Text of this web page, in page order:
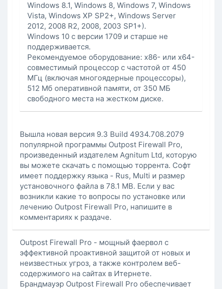
Windows 8.1, Windows 8, Windows 7, Windows
Vista, Windows XP SP2+, Windows Server
2012, 2008 R2, 2008, 2003 SP1+).
Windows 10 с версии 1709 и старше не
поддерживается.
Рекомендуемое оборудование: x86- или x64-
совместимый процессор с частотой от 450
МГц (включая многоядерные процессоры),
512 Мб оперативной памяти, от 350 МБ
свободного места на жестком диске.
Вышла новая версия 9.3 Build 4934.708.2079
популярной программы Outpost Firewall Pro,
произведенный издателем Agnitum Ltd, которую
вы можете скачать с помощью торрента. Софт
имеет поддержку языка - Rus, Multi и размер
установочного файла в 78.1 MB. Если у вас
возникли какие то вопросы по установке или
лечению Outpost Firewall Pro, напишите в
комментариях к раздаче.
Outpost Firewall Pro - мощный фаервол с
эффективной проактивной защитой от новых и
неизвестных угроз, а также контролем веб-
содержимого на сайтах в Итернете.
Брандмауэр Outpost Firewall Pro обеспечивает